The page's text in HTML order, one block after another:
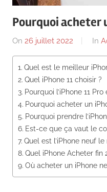
News
Pourquoi acheter
On 26 juillet 2022 By
In
Quel est le meilleur
Quel iPhone 11 choisir ?
Pourquoi l’iPhone 11
Pourquoi acheter un
Pourquoi prendre
Est-ce que ça vaut le
Quel est l’iPhone neuf
Quel iPhone Acheter fin
Où acheter un iPhone